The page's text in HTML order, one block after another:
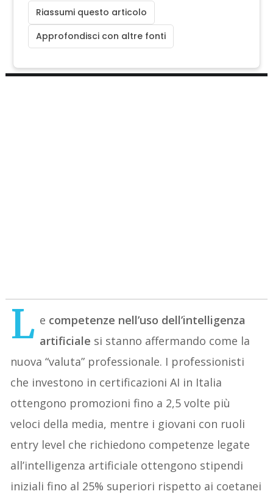
Riassumi questo articolo
Approfondisci con altre fonti
L e competenze nell’uso dell’intelligenza
artificiale si stanno affermando come la
nuova “valuta” professionale. I professionisti
che investono in certificazioni AI in Italia
ottengono promozioni fino a 2,5 volte più
veloci della media, mentre i giovani con ruoli
entry level che richiedono competenze legate
all’intelligenza artificiale ottengono stipendi
iniziali fino al 25% superiori rispetto ai coetanei